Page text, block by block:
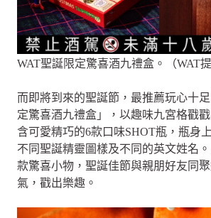
WAT聖誕限定驚喜酒九禮盒。（WAT提
而即將到來的聖誕節，最推薦玩心十
定驚喜酒九禮盒」，以趣味九宮格戳
含可愛精巧的6款口味SHOT瓶，瓶身
不同聖誕精靈圖樣及不同的英文姓名
款驚喜小物，聖誕佳節與親朋好友同
氣，戳出樂趣。